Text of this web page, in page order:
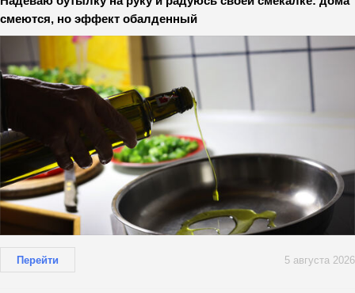
смеются, но эффект обалденный
Перейти 5 августа 2026